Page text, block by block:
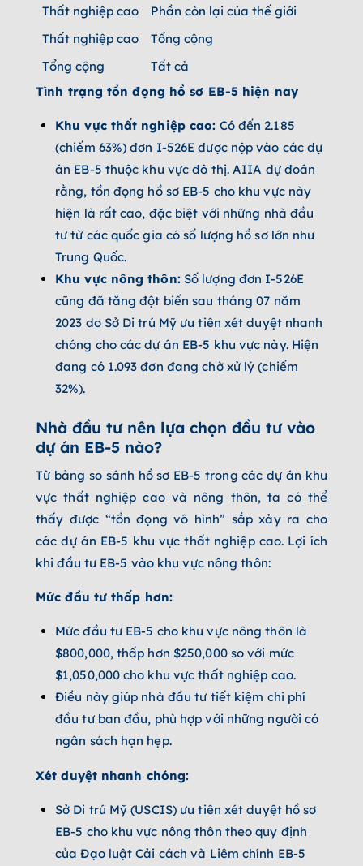
Thất nghiệp cao Phần còn lại của thế giới
Thất nghiệp cao
Tổng cộng
Tổng cộng
Tất cả
Tình trạng tồn đọng hồ sơ EB-5 hiện nay
Khu vực thất nghiệp cao: Có đến 2.185
(chiếm 63%) đơn I-526E được nộp vào các dự
án EB-5 thuộc khu vực đô thị. AIIA dự đoán
rằng, tồn đọng hồ sơ EB-5 cho khu vực này
hiện là rất cao, đặc biệt với những nhà đầu
tư từ các quốc gia có số lượng hồ sơ lớn như
Trung Quốc.
Khu vực nông thôn:Số lượng đơn I-526E
cũng đã tăng đột biến sau tháng 07 năm
2023 do Sở Di trú Mỹ ưu tiên xét duyệt nhanh
chóng cho các dự án EB-5 khu vực này. Hiện
đang có 1.093 đơn đang chờ xử lý (chiếm
32%).
Nhà đầu tư nên lựa chọn đầu tư vào
dự án EB-5 nào?
Từ bảng so sánh hồ sơ EB-5 trong các dự án khu
vực thất nghiệp cao và nông thôn, ta có thể
thấy được “tồn đọng vô hình” sắp xảy ra cho
các dự án EB-5 khu vực thất nghiệp cao. Lợi ích
khi đầu tư EB-5 vào khu vực nông thôn:
Mức đầu tư thấp hơn:
Mức đầu tư EB-5 cho khu vực nông thôn là
$800,000, thấp hơn $250,000 so với mức
$1,050,000 cho khu vực thất nghiệp cao.
Điều này giúp nhà đầu tư tiết kiệm chi phí
đầu tư ban đầu, phù hợp với những người có
ngân sách hạn hẹp.
Xét duyệt nhanh chóng:
Sở Di trú Mỹ (USCIS) ưu tiên xét duyệt hồ sơ
EB-5 cho khu vực nông thôn theo quy định
của Đạo luật Cải cách và Liêm chính EB-5